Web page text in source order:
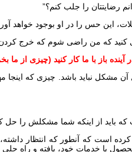
رضایتتان را جلب کنم؟”
این حس را در او بوجود خواهد
کنید که من راضی شوم که خرج
نباید باشد. چیزی که اینجا
باید از اینکه شما مشکلش را حل
است که آنطور که انتظار
یا خدمات خود، یافته و راه حلی